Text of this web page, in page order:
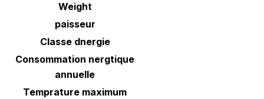
Weight
paisseur
Classe dnergie
Consommation nergtique
annuelle
Temprature maximum